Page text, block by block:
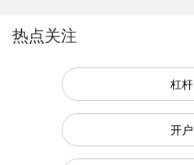
热点关注
杠杆
开户